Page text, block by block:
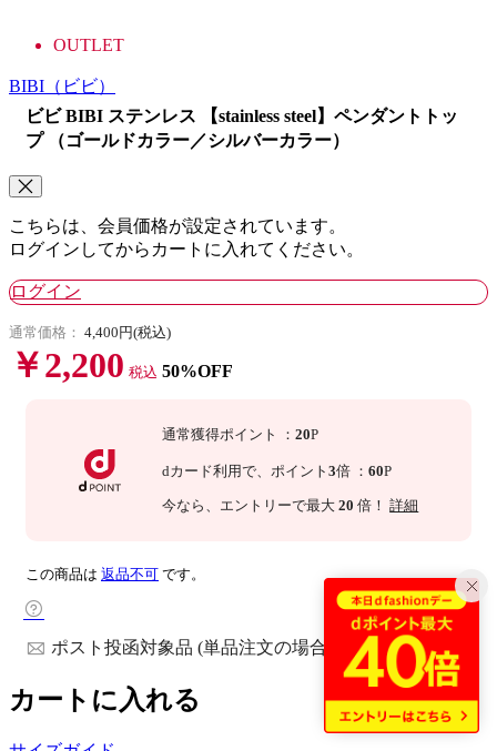
OUTLET
BIBI （ビビ）
ビビ BIBI ステンレス 【stainless steel】ペンダントトッ
プ （ゴールドカラー／シルバーカラー）
こちらは、会員価格が設定されています。
ログインしてからカートに入れてください。
ログイン
通常価格： 4,400円(税込)
￥2,200 税込 50%OFF
通常獲得ポイント ：20P
dカード利用で、ポイント3倍 ：60P
今なら 、エントリーで最大 20 倍！詳細
この商品は 返品不可 です。
ポスト投函対象品 (単品注文の場合)
カートに入れる